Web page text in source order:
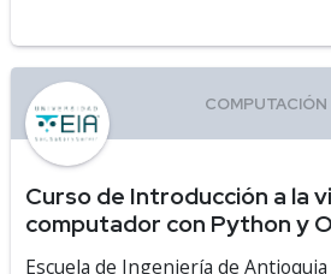
Curso de Introducción a la
computador con Python y
Escuela de Ingeniería de Antioquia